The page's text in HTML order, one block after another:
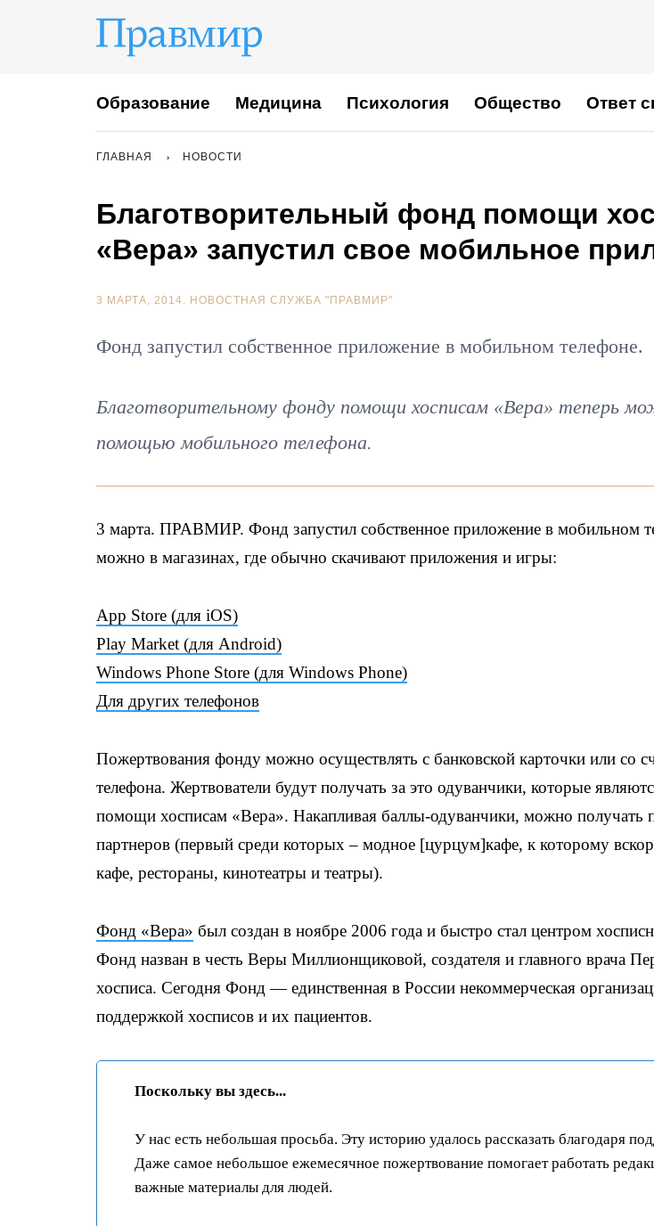
Образование Медицина Психология Общество Ответ
ГЛАВНАЯ НОВОСТИ
Благотворительный фонд помощи
«Вера» запустил свое мобильное
3 МАРТА, 2014. НОВОСТНАЯ СЛУЖБА "ПРАВМИР"
Фонд запустил собственное приложение в мобильном телефоне.
Благотворительному фонду помощи хосписам «Вера» теперь
помощью мобильного телефона.
3 марта. ПРАВМИР. Фонд запустил собственное приложение в мобильном
можно в магазинах, где обычно скачивают приложения и игры:
App Store (для iOS)
Play Market (для Android)
Windows Phone Store (для Windows Phone)
Для других телефонов
Пожертвования фонду можно осуществлять с банковской карточки или со
телефона. Жертвователи будут получать за это одуванчики, которые
помощи хосписам «Вера». Накапливая баллы-одуванчики, можно получать
партнеров (первый среди которых – модное [цурцум]кафе, к которому
кафе, рестораны, кинотеатры и театры).
Фонд «Вера» был создан в ноябре 2006 года и быстро стал центром
Фонд назван в честь Веры Миллионщиковой, создателя и главного врача
хосписа. Сегодня Фонд — единственная в России некоммерческая
поддержкой хосписов и их пациентов.
Поскольку вы здесь...
У нас есть небольшая просьба. Эту историю удалось рассказать благодаря
Даже самое небольшое ежемесячное пожертвование помогает работать
важные материалы для людей.